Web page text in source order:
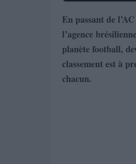
En passant de
l’agence
planète football,
classement est à
chacun.